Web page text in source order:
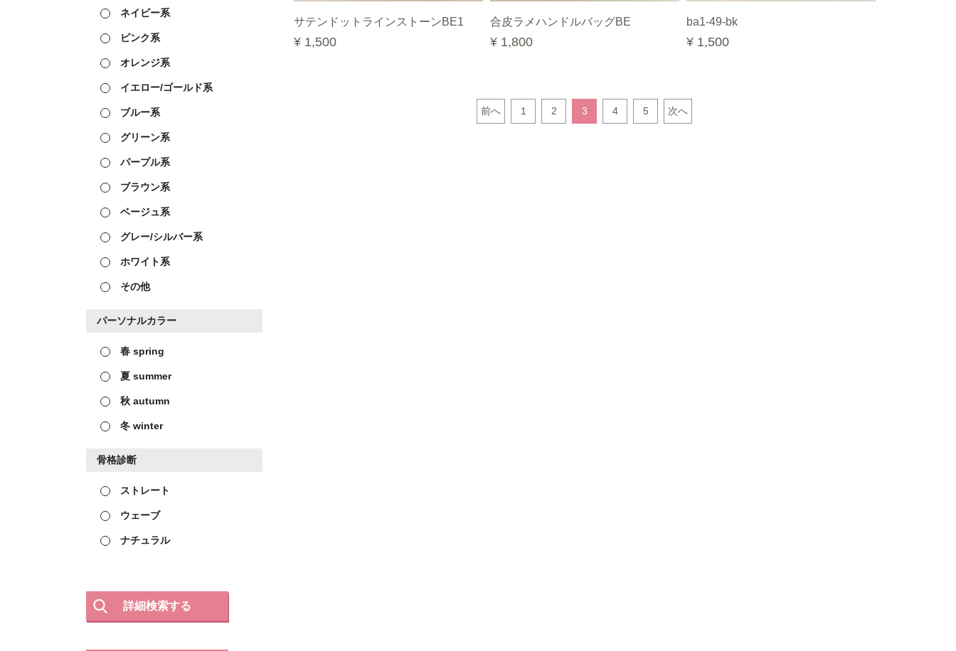
ネイビー系
ピンク系
オレンジ系
イエロー/ゴールド系
ブルー系
グリーン系
パープル系
ブラウン系
ベージュ系
グレー/シルバー系
ホワイト系
その他
パーソナルカラー
春 spring
夏 summer
秋 autumn
冬 winter
骨格診断
ストレート
ウェーブ
ナチュラル
サテンドットラインストーンBE1
¥ 1,500
合皮ラメハンドルバッグBE
¥ 1,800
ba1-49-bk
¥ 1,500
前へ 1 2 3 4 5 次へ